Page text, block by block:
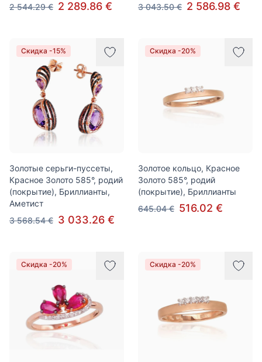
2 544.29 € 2 289.86 €
3 043.50 € 2 586.98 €
Скидка -15%
Золотые серьги-пуссеты,
Красное Золото 585°, родий
(покрытие), Бриллианты,
Аметист
3 568.54 € 3 033.26 €
Скидка -20%
Золотое кольцо, Красное
Золото 585°, родий
(покрытие), Бриллианты
645.04 € 516.02 €
Скидка -20% Скидка -20%